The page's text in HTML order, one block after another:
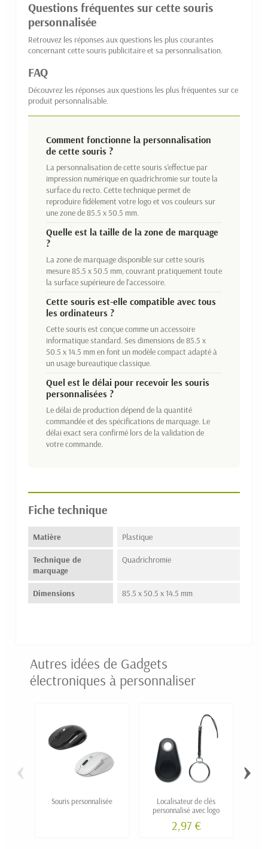
Questions fréquentes sur cette souris
personnalisée
Retrouvez les réponses aux questions les plus courantes
concernant cette souris publicitaire et sa personnalisation.
FAQ
Découvrez les réponses aux questions les plus fréquentes sur ce
produit personnalisable.
Comment fonctionne la personnalisation
de cette souris ?
La personnalisation de cette souris s'effectue par
impression numérique en quadrichromie sur toute la
surface du recto. Cette technique permet de
reproduire fidèlement votre logo et vos couleurs sur
une zone de 85.5 x 50.5 mm.
Quelle est la taille de la zone de marquage
?
La zone de marquage disponible sur cette souris
mesure 85.5 x 50.5 mm, couvrant pratiquement toute
la surface supérieure de l'accessoire.
Cette souris est-elle compatible avec tous
les ordinateurs ?
Cette souris est conçue comme un accessoire
informatique standard. Ses dimensions de 85.5 x
50.5 x 14.5 mm en font un modèle compact adapté à
un usage bureautique classique.
Quel est le délai pour recevoir les souris
personnalisées ?
Le délai de production dépend de la quantité
commandée et des spécifications de marquage. Le
délai exact sera confirmé lors de la validation de
votre commande.
Fiche technique
Matière Plastique
Technique de
marquage
Quadrichromie
Dimensions 85.5 x 50.5 x 14.5 mm
Autres idées de Gadgets
électroniques à personnaliser
Souris personnalisée
Localisateur de clés
personnalisé avec logo
2,97 €
‹ ›